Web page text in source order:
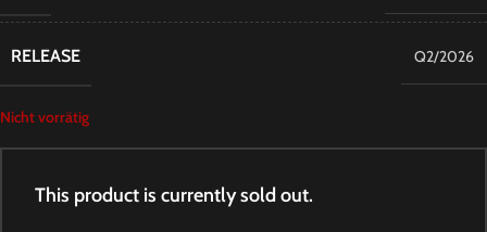
RELEASE Q2/2026
Nicht vorrätig
This product is currently sold out.